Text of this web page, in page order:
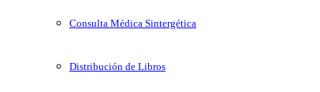
Consulta Médica Sintergética
Distribución de Libros